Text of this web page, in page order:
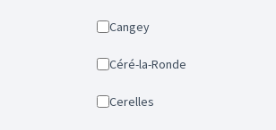
Cangey
Céré-la-Ronde
Cerelles